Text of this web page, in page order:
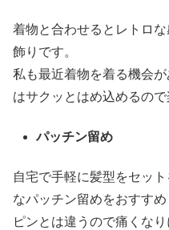
着物と合わせるとレトロ
飾りです。
私も最近着物を着る機会
はサクッとはめ込めるので
パッチン留め
自宅で手軽に髪型をセッ
なパッチン留めをおすすめ
ピンとは違うので痛くな